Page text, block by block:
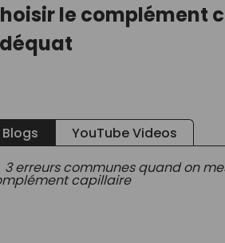
le complément
Blogs
YouTube Videos
3 erreurs communes quand on
capillaire